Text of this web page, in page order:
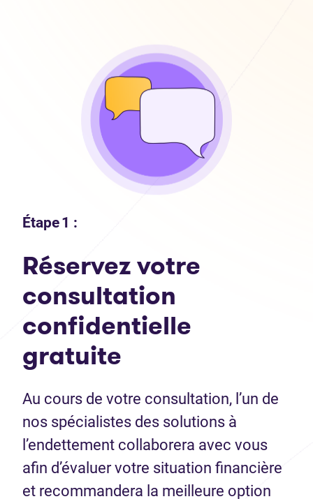
Étape 1 :
Réservez votre
consultation
confidentielle
gratuite
Au cours de votre consultation, l’un de
nos spécialistes des solutions à
l’endettement collaborera avec vous
afin d’évaluer votre situation financière
et recommandera la meilleure option